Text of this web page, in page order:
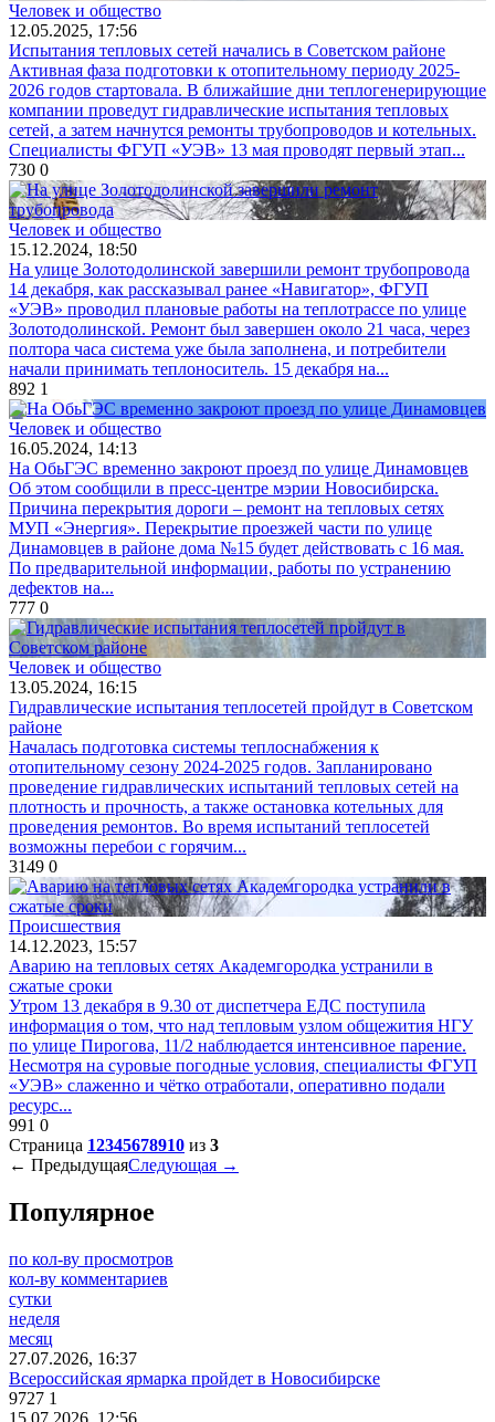
Человек и общество
12.05.2025, 17:56
Испытания тепловых сетей начались в Советском районе
Активная фаза подготовки к отопительному периоду 2025-
2026 годов стартовала. В ближайшие дни теплогенерирующие
компании проведут гидравлические испытания тепловых
сетей, а затем начнутся ремонты трубопроводов и котельных.
Специалисты ФГУП «УЭВ» 13 мая проводят первый этап...
730 0
Человек и общество
15.12.2024, 18:50
На улице Золотодолинской завершили ремонт трубопровода
14 декабря, как рассказывал ранее «Навигатор», ФГУП
«УЭВ» проводил плановые работы на теплотрассе по улице
Золотодолинской. Ремонт был завершен около 21 часа, через
полтора часа система уже была заполнена, и потребители
начали принимать теплоноситель. 15 декабря на...
892 1
Человек и общество
16.05.2024, 14:13
На ОбьГЭС временно закроют проезд по улице Динамовцев
Об этом сообщили в пресс-центре мэрии Новосибирска.
Причина перекрытия дороги – ремонт на тепловых сетях
МУП «Энергия». Перекрытие проезжей части по улице
Динамовцев в районе дома №15 будет действовать с 16 мая.
По предварительной информации, работы по устранению
дефектов на...
777 0
Человек и общество
13.05.2024, 16:15
Гидравлические испытания теплосетей пройдут в Советском
районе
Началась подготовка системы теплоснабжения к
отопительному сезону 2024-2025 годов. Запланировано
проведение гидравлических испытаний тепловых сетей на
плотность и прочность, а также остановка котельных для
проведения ремонтов. Во время испытаний теплосетей
возможны перебои с горячим...
3149 0
Происшествия
14.12.2023, 15:57
Аварию на тепловых сетях Академгородка устранили в
сжатые сроки
Утром 13 декабря в 9.30 от диспетчера ЕДС поступила
информация о том, что над тепловым узлом общежития НГУ
по улице Пирогова, 11/2 наблюдается интенсивное парение.
Несмотря на суровые погодные условия, специалисты ФГУП
«УЭВ» слаженно и чётко отработали, оперативно подали
ресурс...
991 0
Страница 12345678910 из 3
← ПредыдущаяСледующая →
Популярное
по кол-ву просмотров
кол-ву комментариев
сутки
неделя
месяц
27.07.2026, 16:37
Всероссийская ярмарка пройдет в Новосибирске
9727 1
15.07.2026, 12:56